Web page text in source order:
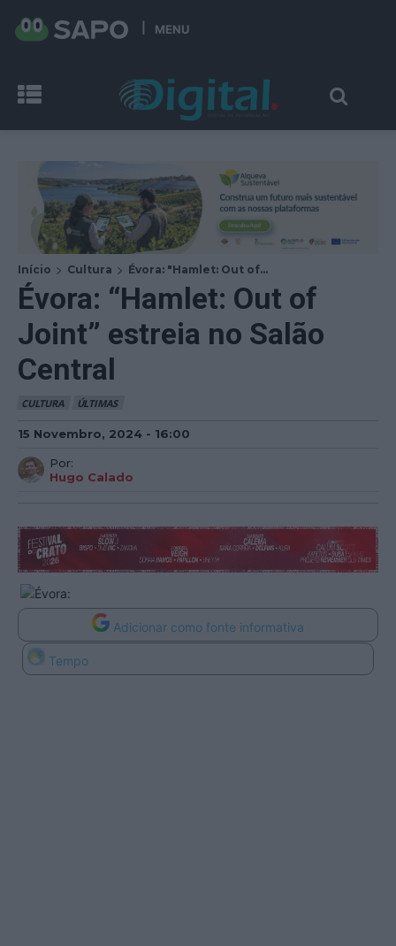
MENU
Início Cultura Évora: "Hamlet: Out of...
Évora: “Hamlet: Out of
Joint” estreia no Salão
Central
CULTURA ÚLTIMAS
15 Novembro, 2024 - 16:00
Por:
Hugo Calado
Adicionar como fonte informativa
Tempo